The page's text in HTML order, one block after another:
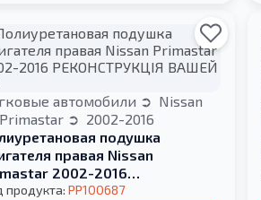
автомобили
Nissan
Primastar
2002-2016
подушка
правая Nissan
2002-2016
ВАШЕЙ 2,0
продукта: PP100687